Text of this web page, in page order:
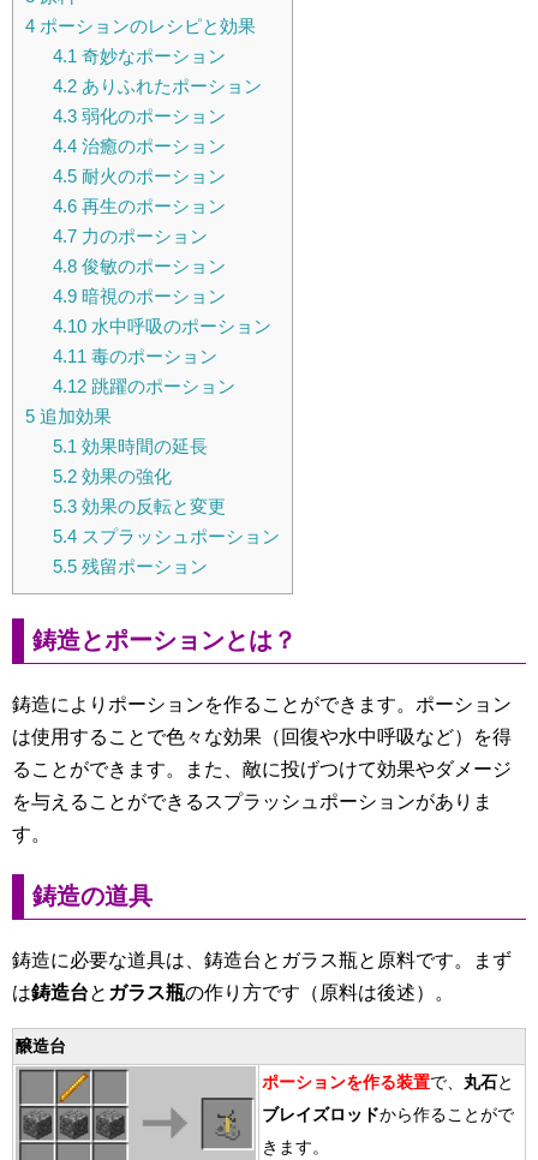
4 ポーションのレシピと効果
4.1 奇妙なポーション
4.2ありふれたポーション
4.3弱化のポーション
4.4治癒のポーション
4.5耐火のポーション
4.6再生のポーション
4.7力のポーション
4.8俊敏のポーション
4.9暗視のポーション
4.10水中呼吸のポーション
4.11 毒のポーション
4.12跳躍のポーション
5 追加効果
5.1 効果時間の延長
5.2効果の強化
5.3効果の反転と変更
5.4スプラッシュポーション
5.5残留ポーション
鋳造とポーションとは？
鋳造によりポーションを作ることができます。ポーション
は使用することで色々な効果（回復や水中呼吸など）を得
ることができます。また、敵に投げつけて効果やダメージ
を与えることができるスプラッシュポーションがありま
す。
鋳造の道具
鋳造に必要な道具は、鋳造台とガラス瓶と原料です。まず
は鋳造台と ガラス瓶の作り方です（原料は後述）。
醸造台
ポーションを作る装置で、 丸石と
ブレイズロッドから作ることがで
きます。